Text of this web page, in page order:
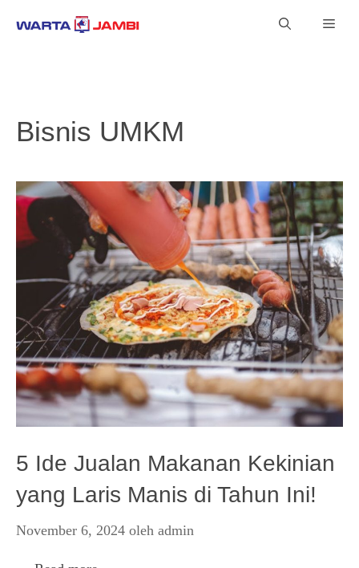
Bisnis UMKM
5 Ide Jualan Makanan Kekinian
yang Laris Manis di Tahun Ini!
November 6, 2024 oleh admin